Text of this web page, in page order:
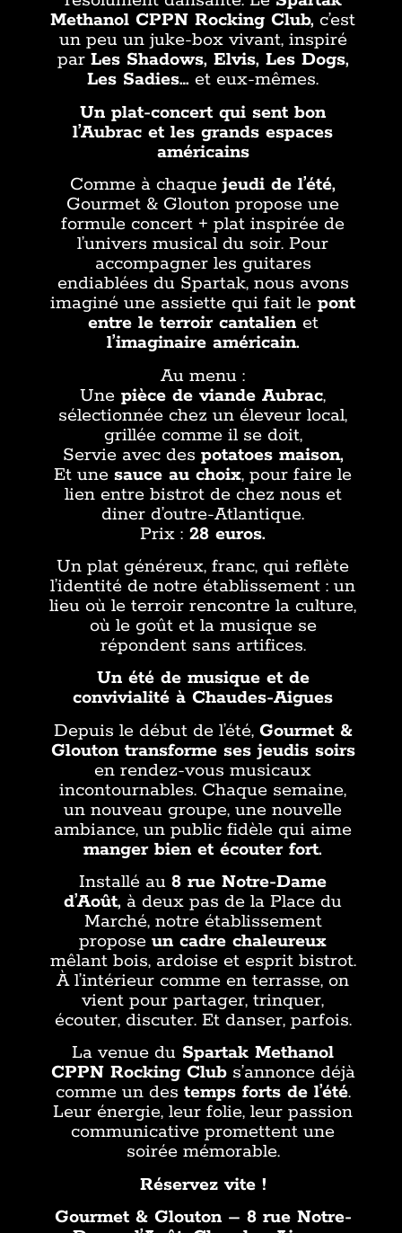
Methanol CPPN Rocking Club, c’est
un peu un juke-box vivant, inspiré
par Les Shadows, Elvis, Les Dogs,
Les Sadies… et eux-mêmes.
Un plat-concert qui sent bon
l’Aubrac et les grands espaces
américains
Comme à chaquejeudi de l’été,
Gourmet & Glouton propose une
formule concert + plat inspirée de
l’univers musical du soir. Pour
accompagner les guitares
endiablées du Spartak, nous avons
imaginé une assiette qui fait le pont
entre le terroir cantalien et
l’imaginaire américain.
Au menu :
Une pièce de viande Aubrac,
sélectionnée chez un éleveur local,
grillée comme il se doit,
Servie avec des potatoes maison,
Et unesauce au choix, pour faire le
lien entre bistrot de chez nous et
diner d’outre-Atlantique.
Prix : 28 euros.
Un plat généreux, franc, qui reflète
l’identité de notre établissement : un
lieu où le terroir rencontre la culture,
où le goût et la musique se
répondent sans artifices.
Un été de musique et de
convivialité à Chaudes-Aigues
Depuis le début de l’été, Gourmet &
Glouton transforme ses jeudis soirs
en rendez-vous musicaux
incontournables. Chaque semaine,
un nouveau groupe, une nouvelle
ambiance, un public fidèle qui aime
manger bien et écouter fort.
Installé au8 rue Notre-Dame
d’Août, à deux pas de la Place du
Marché, notre établissement
proposeun cadre chaleureux
mêlant bois, ardoise et esprit bistrot.
À l’intérieur comme en terrasse, on
vient pour partager, trinquer,
écouter, discuter. Et danser, parfois.
La venue du Spartak Methanol
CPPN Rocking Clubs’annonce déjà
comme un des temps forts de l’été.
Leur énergie, leur folie, leur passion
communicative promettent une
soirée mémorable.
Réservez vite !
Gourmet & Glouton – 8 rue Notre-